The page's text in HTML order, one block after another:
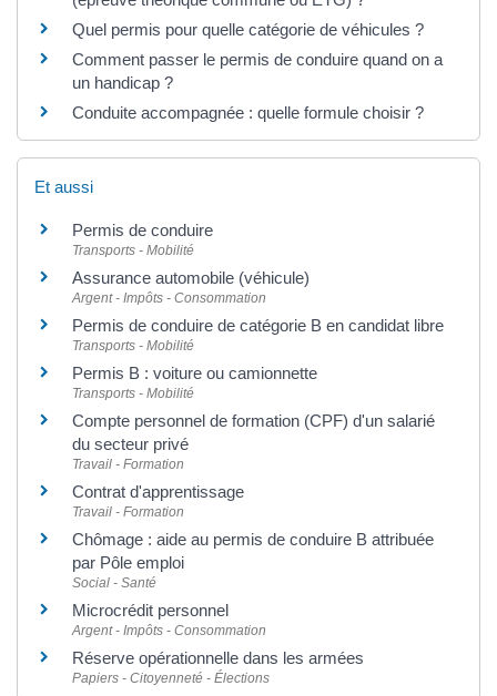
Quel permis pour quelle catégorie de véhicules ?
Comment passer le permis de conduire quand on a
un handicap ?
Conduite accompagnée : quelle formule choisir ?
Et aussi
Permis de conduire
Transports - Mobilité
Assurance automobile (véhicule)
Argent - Impôts - Consommation
Permis de conduire de catégorie B en candidat libre
Transports - Mobilité
Permis B : voiture ou camionnette
Transports - Mobilité
Compte personnel de formation (CPF) d'un salarié
du secteur privé
Travail - Formation
Contrat d'apprentissage
Travail - Formation
Chômage : aide au permis de conduire B attribuée
par Pôle emploi
Social - Santé
Microcrédit personnel
Argent - Impôts - Consommation
Réserve opérationnelle dans les armées
Papiers - Citoyenneté - Élections